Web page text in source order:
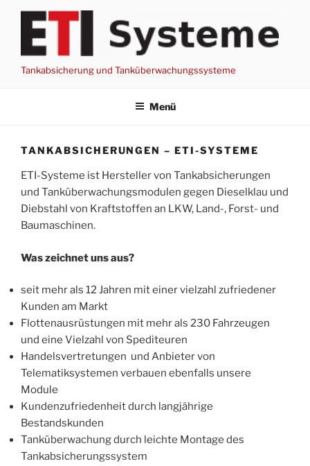
Zum
springen
Tankabsicherung und Tanküberwachungssysteme
Menü
TANKABSICHERUNGEN – ETI-SYSTEME
ETI-Systeme ist Hersteller von Tankabsicherungen
und Tanküberwachungsmodulen gegen Dieselklau und
Diebstahl von Kraftstoffen an LKW, Land-, Forst- und
Baumaschinen.
Was zeichnet uns aus?
seit mehr als 12 Jahren mit einer vielzahl zufriedener
Kunden am Markt
Flottenausrüstungen mit mehr als 230 Fahrzeugen
und eine Vielzahl von Spediteuren
Handelsvertretungen und Anbieter von
Telematiksystemen verbauen ebenfalls unsere
Module
Kundenzufriedenheit durch langjährige
Bestandskunden
Tanküberwachung durch leichte Montage des
Tankabsicherungssystem